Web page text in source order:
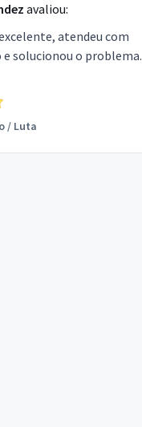
avaliou:
atendeu com
solucionou o problema.
/ Luta